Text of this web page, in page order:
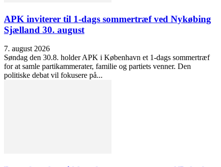
APK inviterer til 1-dags sommertræf ved Nykøbing
Sjælland 30. august
7. august 2026
Søndag den 30.8. holder APK i København et 1-dags sommertræf
for at samle partikammerater, familie og partiets venner. Den
politiske debat vil fokusere på...